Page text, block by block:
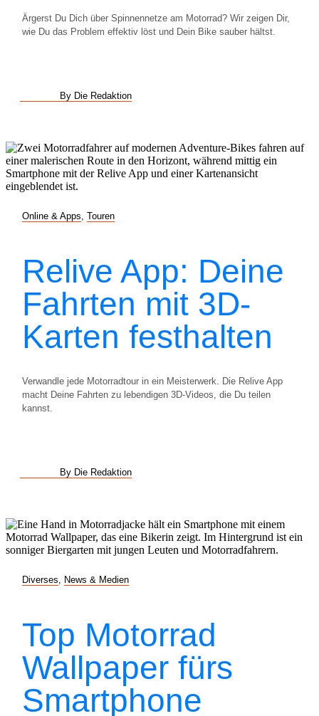
Ärgerst Du Dich über Spinnennetze am Motorrad? Wir zeigen Dir,
wie Du das Problem effektiv löst und Dein Bike sauber hältst.
By Die Redaktion
Online & Apps Touren
Relive App: Deine
Fahrten mit 3D-
Karten festhalten
Verwandle jede Motorradtour in ein Meisterwerk. Die Relive App
macht Deine Fahrten zu lebendigen 3D-Videos, die Du teilen
kannst.
By Die Redaktion
Diverses News & Medien
Top Motorrad
Wallpaper fürs
Smartphone